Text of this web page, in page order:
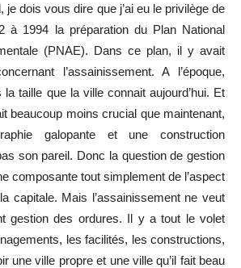
je dois vous dire que j’ai eu le privilège de
à 1994 la préparation du Plan National
(PNAE). Dans ce plan, il y avait
l’assainissement. A l’époque,
la taille que la ville connait aujourd’hui. Et
beaucoup moins crucial que maintenant,
galopante et une construction
son pareil. Donc la question de gestion
composante tout simplement de l’aspect
capitale. Mais l’assainissement ne veut
gestion des ordures. Il y a tout le volet
les facilités, les constructions,
une ville propre et une ville qu’il fait beau